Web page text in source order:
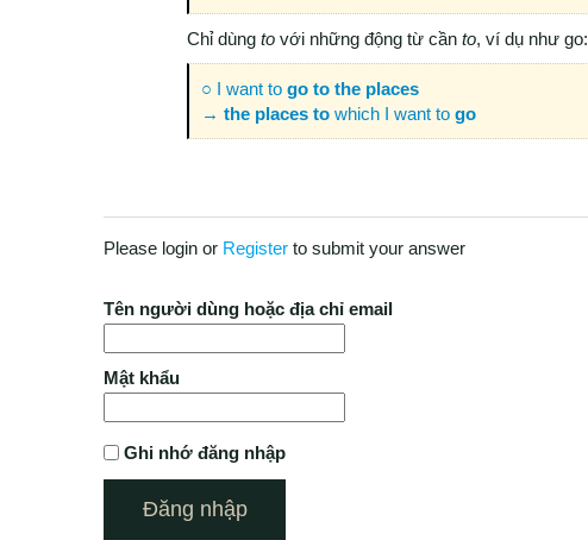
Chỉ dùng to với những động từ cần to, ví dụ như go:
○ I want to go to the places
→ the places to which I want to go
Please login or Register to submit your answer
Tên người dùng hoặc địa chỉ email
Mật khẩu
Ghi nhớ đăng nhập